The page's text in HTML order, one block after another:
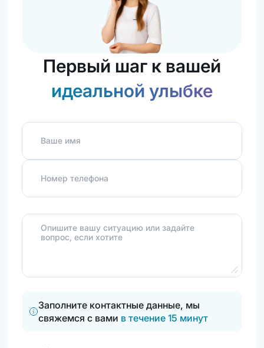
Первый шаг к вашей
идеальной улыбке
Ваше имя
Номер телефона
Опишите вашу ситуацию или задайте
вопрос, если хотите
Заполните контактные данные, мы
свяжемся с вами в течение 15 минут